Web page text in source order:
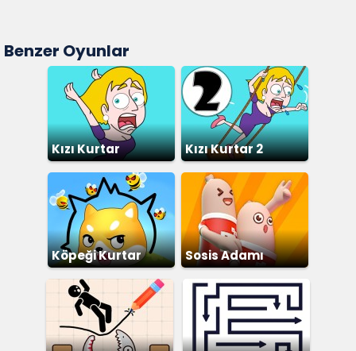
Benzer Oyunlar
Kızı Kurtar Kızı Kurtar 2
Köpeği Kurtar
Sosis Adamı
Kurtar